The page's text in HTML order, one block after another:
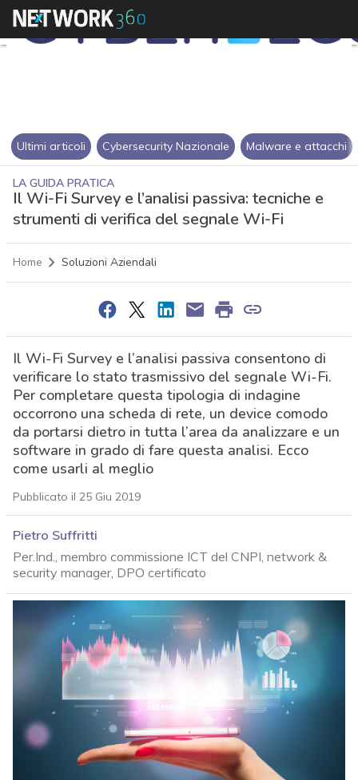
Ultimi articoli Cybersecurity Nazionale Malware e attacchi
LA GUIDA PRATICA
Il Wi-Fi Survey e l’analisi passiva: tecniche e
strumenti di verifica del segnale Wi-Fi
Home Soluzioni Aziendali
Il Wi-Fi Survey e l’analisi passiva consentono di
verificare lo stato trasmissivo del segnale Wi-Fi.
Per completare questa tipologia di indagine
occorrono una scheda di rete, un device comodo
da portarsi dietro in tutta l’area da analizzare e un
software in grado di fare questa analisi. Ecco
come usarli al meglio
Pubblicato il 25 Giu 2019
Pietro Suffritti
Per.Ind., membro commissione ICT del CNPI, network &
security manager, DPO certificato